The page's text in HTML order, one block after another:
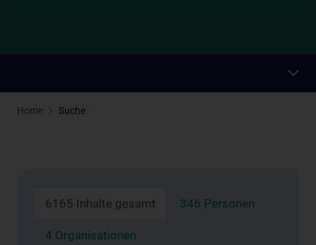
Home Suche
6165 Inhalte gesamt 346 Personen
4 Organisationen